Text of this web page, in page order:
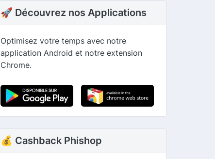
🚀 Découvrez nos Applications
Optimisez votre temps avec notre
application Android et notre extension
Chrome.
💰 Cashback Phishop